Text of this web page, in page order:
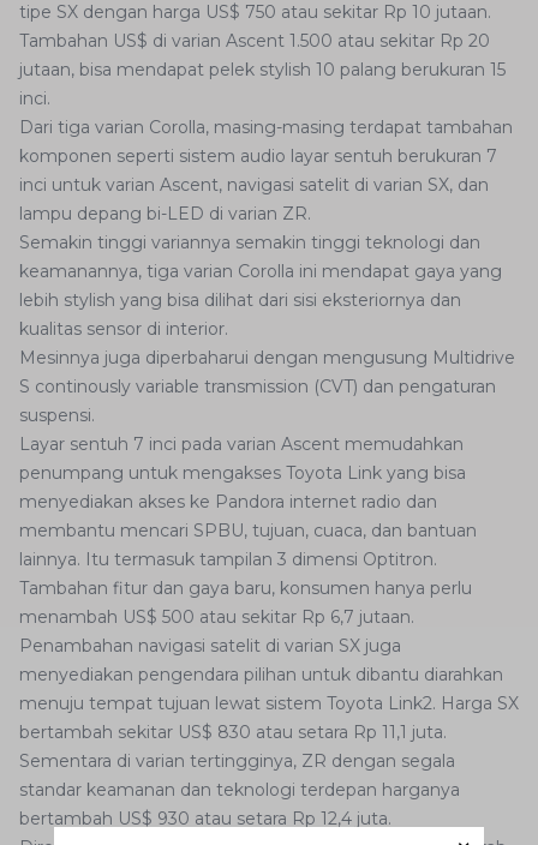
tipe SX dengan harga US$ 750 atau sekitar Rp 10 jutaan.
Tambahan US$ di varian Ascent 1.500 atau sekitar Rp 20
jutaan, bisa mendapat pelek stylish 10 palang berukuran 15
inci.
Dari tiga varian Corolla, masing-masing terdapat tambahan
komponen seperti sistem audio layar sentuh berukuran 7
inci untuk varian Ascent, navigasi satelit di varian SX, dan
lampu depang bi-LED di varian ZR.
Semakin tinggi variannya semakin tinggi teknologi dan
keamanannya, tiga varian Corolla ini mendapat gaya yang
lebih stylish yang bisa dilihat dari sisi eksteriornya dan
kualitas sensor di interior.
Mesinnya juga diperbaharui dengan mengusung Multidrive
S continously variable transmission (CVT) dan pengaturan
suspensi.
Layar sentuh 7 inci pada varian Ascent memudahkan
penumpang untuk mengakses Toyota Link yang bisa
menyediakan akses ke Pandora internet radio dan
membantu mencari SPBU, tujuan, cuaca, dan bantuan
lainnya. Itu termasuk tampilan 3 dimensi Optitron.
Tambahan fitur dan gaya baru, konsumen hanya perlu
menambah US$ 500 atau sekitar Rp 6,7 jutaan.
Penambahan navigasi satelit di varian SX juga
menyediakan pengendara pilihan untuk dibantu diarahkan
menuju tempat tujuan lewat sistem Toyota Link2. Harga SX
bertambah sekitar US$ 830 atau setara Rp 11,1 juta.
Sementara di varian tertingginya, ZR dengan segala
standar keamanan dan teknologi terdepan harganya
bertambah US$ 930 atau setara Rp 12,4 juta.